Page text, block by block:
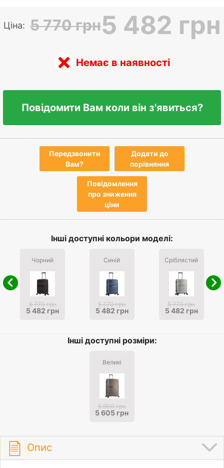
Ціна: 5 770 грн5 482 грн
Немає в наявності
Повідомити Вам коли він з'явиться?
Передзвонити
Вам?
Додати до
порівняння
Повідомлення
про зниження
ціни
Інші доступні кольори моделі:
Чорний
5 770 грн
5 482 грн
Синій
5 770 грн
5 482 грн
Сріблястий
5 770 грн
5 482 грн
Інші доступні розміри:
Великі
5 900 грн
5 605 грн
Опис